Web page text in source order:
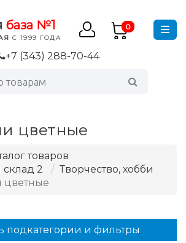
база №1
С 1999 ГОДА
0
+7 (343) 288-70-44
цветные
товаров
2
Творчество, хобби
цветные
подкатегории и фильтры